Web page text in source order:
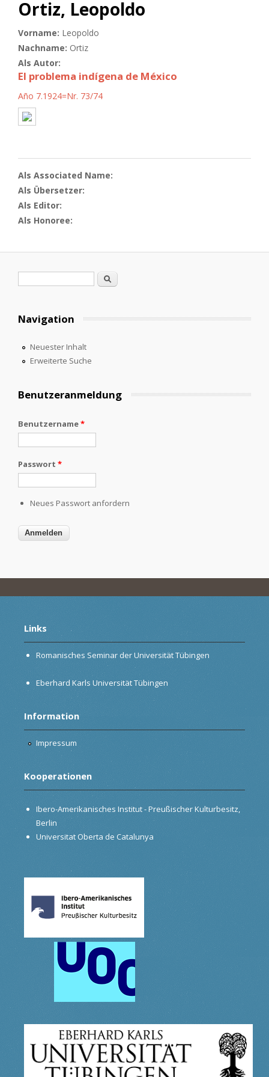
Ortiz, Leopoldo
Vorname: Leopoldo
Nachname: Ortiz
Als Autor:
El problema indígena de México
Año 7.1924=Nr. 73/74
Als Associated Name:
Als Übersetzer:
Als Editor:
Als Honoree:
Suche
Navigation
Neuester Inhalt
Erweiterte Suche
Benutzeranmeldung
Benutzername*
Passwort *
Neues Passwort anfordern
Links
Romanisches Seminar der Universität Tübingen
Eberhard Karls Universität Tübingen
Information
Impressum
Kooperationen
Ibero-Amerikanisches Institut - Preußischer Kulturbesitz,
Berlin
Universitat Oberta de Catalunya